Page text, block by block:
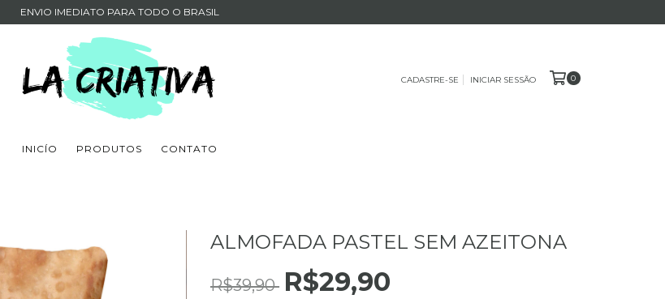
ENVIO IMEDIATO PARA TODO O BRASIL
CADASTRE-SE INICIAR SESSÃO 0
INICÍO PRODUTOS CONTATO
ALMOFADA PASTEL SEM AZEITONA
R$39,90 R$29,90